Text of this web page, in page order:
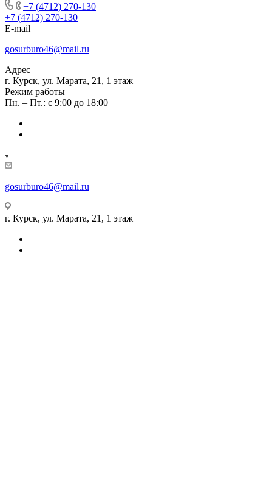
+7 (4712) 270-130
+7 (4712) 270-130
E-mail
gosurburo46@mail.ru
Адрес
г. Курск, ул. Марата, 21, 1 этаж
Режим работы
Пн. – Пт.: с 9:00 до 18:00
gosurburo46@mail.ru
г. Курск, ул. Марата, 21, 1 этаж